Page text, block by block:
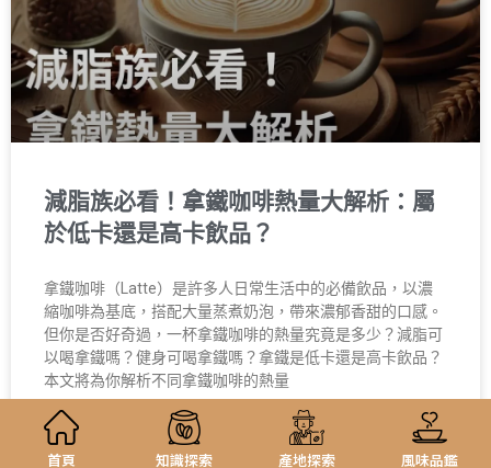
減脂族必看！拿鐵咖啡熱量大解析：屬
於低卡還是高卡飲品？
拿鐵咖啡（Latte）是許多人日常生活中的必備飲品，以濃
縮咖啡為基底，搭配大量蒸煮奶泡，帶來濃郁香甜的口感。
但你是否好奇過，一杯拿鐵咖啡的熱量究竟是多少？減脂可
以喝拿鐵嗎？健身可喝拿鐵嗎？拿鐵是低卡還是高卡飲品？
本文將為你解析不同拿鐵咖啡的熱量
24 12 月, 2024
首頁 知識探索 產地探索 風味品鑑